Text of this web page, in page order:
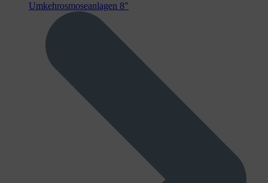
Umkehrosmoseanlagen 8"